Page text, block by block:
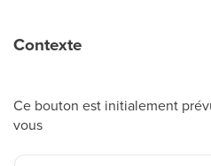
Contexte
Ce bouton est initialement
vous